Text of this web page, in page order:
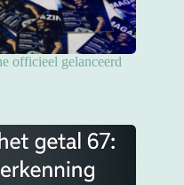
officieel gelanceerd